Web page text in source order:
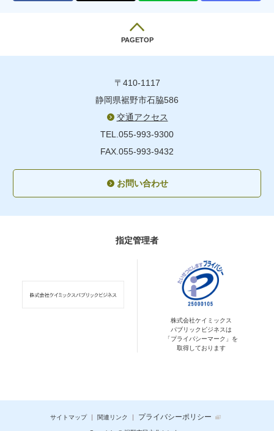
PAGETOP
〒410-1117
静岡県裾野市石脇586
交通アクセス
TEL.055-993-9300
FAX.055-993-9432
お問い合わせ
指定管理者
株式会社ケイミックス
パブリックビジネスは
「プライバシーマーク」を
取得しております
サイトマップ 関連リンク プライバシーポリシー